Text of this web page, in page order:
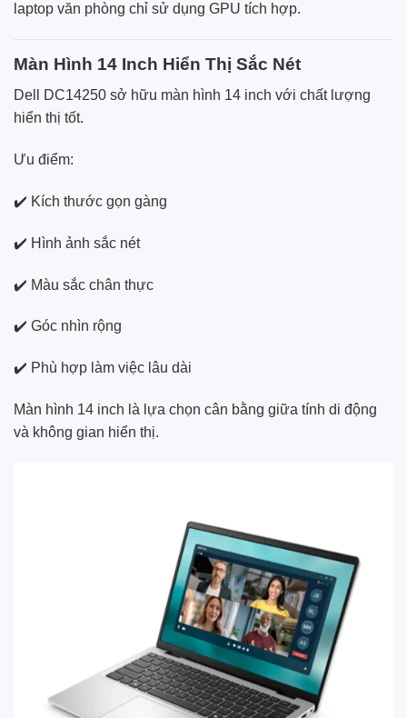
laptop văn phòng chỉ sử dụng GPU tích hợp.
Màn Hình 14 Inch Hiển Thị Sắc Nét
Dell DC14250 sở hữu màn hình 14 inch với chất lượng
hiển thị tốt.
Ưu điểm:
✔️ Kích thước gọn gàng
✔️ Hình ảnh sắc nét
✔️ Màu sắc chân thực
✔️ Góc nhìn rộng
✔️ Phù hợp làm việc lâu dài
Màn hình 14 inch là lựa chọn cân bằng giữa tính di động
và không gian hiển thị.